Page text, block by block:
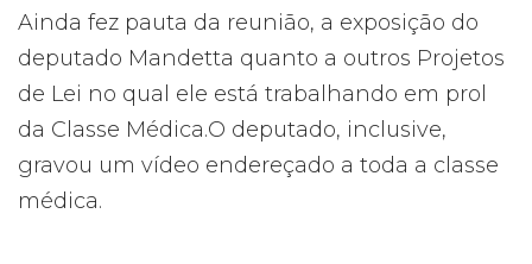
Ainda fez pauta da reunião, a exposição do
deputado Mandetta quanto a outros Projetos
de Lei no qual ele está trabalhando em prol
da Classe Médica.O deputado, inclusive,
gravou um vídeo endereçado a toda a classe
médica.